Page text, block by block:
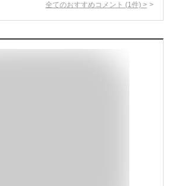
全てのおすすめコメント (1 件) >